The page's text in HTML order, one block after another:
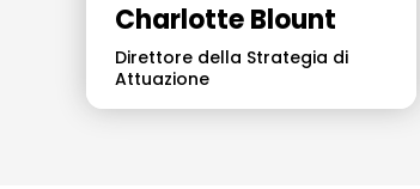
Charlotte Blount
Direttore della Strategia di
Attuazione